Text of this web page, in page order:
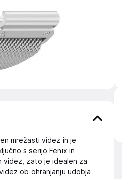
mrežasti videz in je
s serijo Fenix in
videz, zato je idealen za
ob ohranjanju udobja